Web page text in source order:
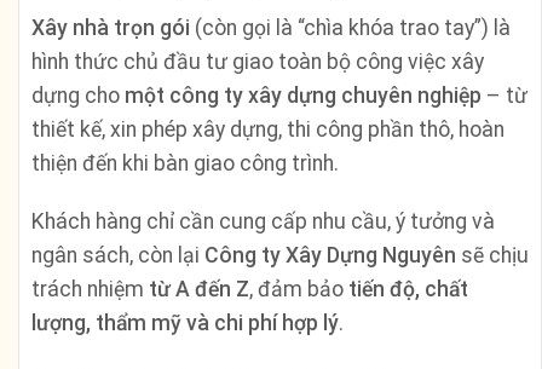
Xây nhà trọn gói (còn gọi là “chìa khóa trao tay”) là
hình thức chủ đầu tư giao toàn bộ công việc xây
dựng cho một công ty xây dựng chuyên nghiệp – từ
thiết kế, xin phép xây dựng, thi công phần thô, hoàn
thiện đến khi bàn giao công trình.
Khách hàng chỉ cần cung cấp nhu cầu, ý tưởng và
ngân sách, còn lại Công ty Xây Dựng Nguyên sẽ chịu
trách nhiệm từ A đến Z, đảm bảo tiến độ, chất
lượng, thẩm mỹ và chi phí hợp lý.